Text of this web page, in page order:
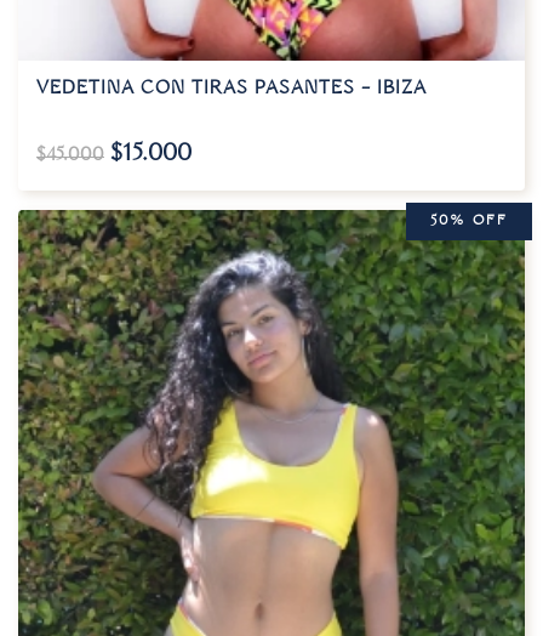
VEDETINA CON TIRAS PASANTES – IBIZA
$45.000 $15.000
50% OFF